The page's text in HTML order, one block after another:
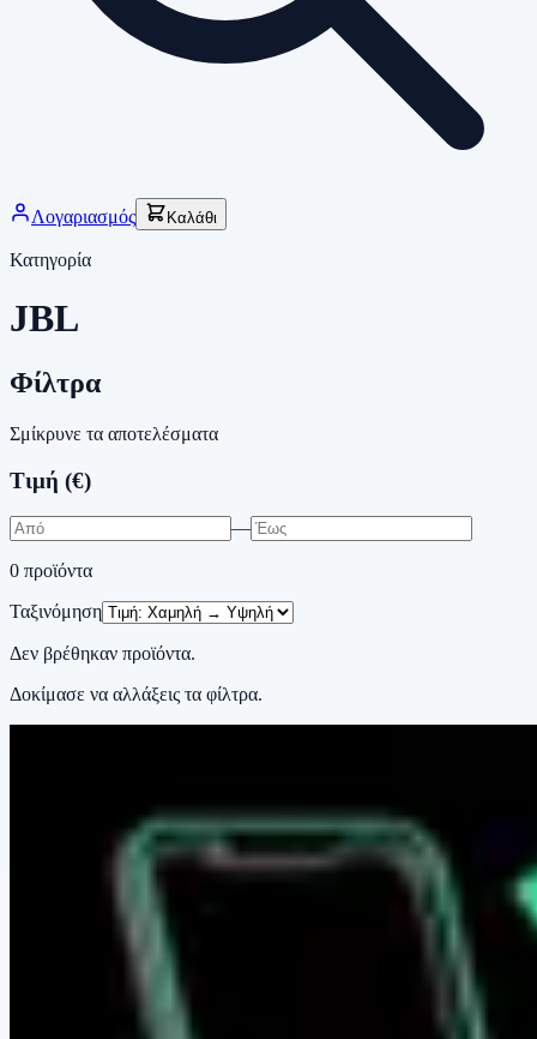
Λογαριασμός Καλάθι
Κατηγορία
JBL
Φίλτρα
Σμίκρυνε τα αποτελέσματα
Τιμή (€)
—
0 προϊόντα
Ταξινόμηση
Δεν βρέθηκαν προϊόντα.
Δοκίμασε να αλλάξεις τα φίλτρα.